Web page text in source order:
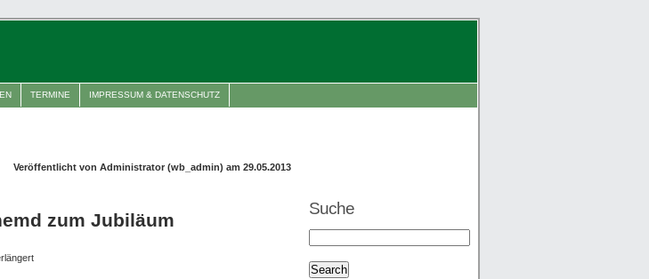
TERMINE IMPRESSUM & DATENSCHUTZ
Veröffentlicht von Administrator (wb_admin) am 29.05.2013
zum Jubiläum
Suche